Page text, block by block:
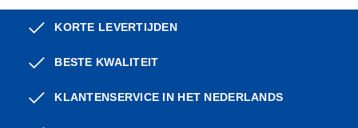
KORTE LEVERTIJDEN
BESTE KWALITEIT
KLANTENSERVICE IN HET NEDERLANDS